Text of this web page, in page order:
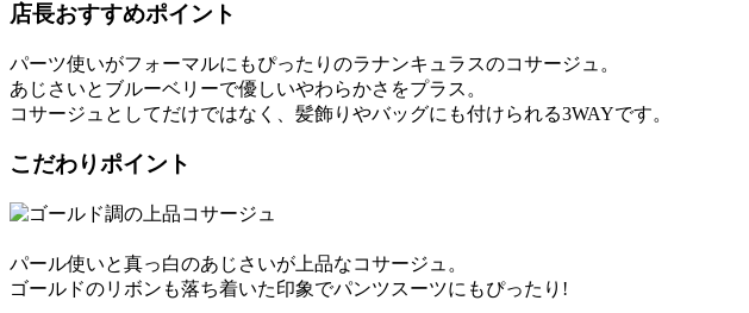
店長おすすめポイント
パーツ使いがフォーマルにもぴったりのラナンキュラスのコサージュ。
あじさいとブルーベリーで優しいやわらかさをプラス。
コサージュとしてだけではなく、髪飾りやバッグにも付けられる3WAYです。
こだわりポイント
パール使いと真っ白のあじさいが上品なコサージュ。
ゴールドのリボンも落ち着いた印象でパンツスーツにもぴったり!